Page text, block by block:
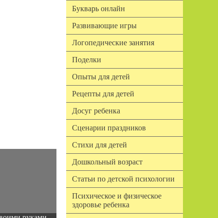
Букварь онлайн
Развивающие игры
Логопедические занятия
Поделки
Опыты для детей
Рецепты для детей
Досуг ребенка
Сценарии праздников
Стихи для детей
Дошкольный возраст
Статьи по детской психологии
Психическое и физическое
здоровье ребенка